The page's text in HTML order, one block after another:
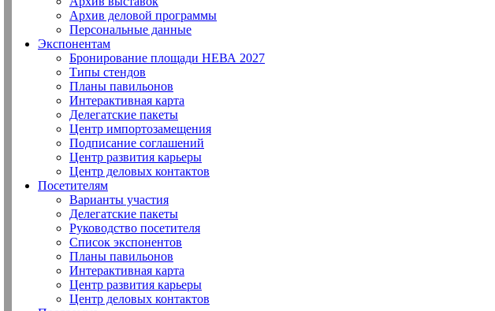
Архив деловой программы
Персональные данные
Экспонентам
Бронирование площади НЕВА 2027
Типы стендов
Планы павильонов
Интерактивная карта
Делегатские пакеты
Центр импортозамещения
Подписание соглашений
Центр развития карьеры
Центр деловых контактов
Посетителям
Варианты участия
Делегатские пакеты
Руководство посетителя
Список экспонентов
Планы павильонов
Интерактивная карта
Центр развития карьеры
Центр деловых контактов